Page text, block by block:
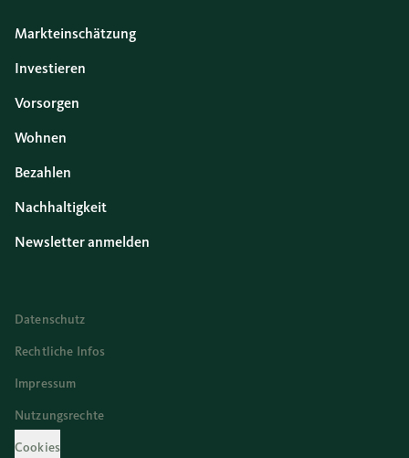
Markteinschätzung
Investieren
Vorsorgen
Wohnen
Bezahlen
Nachhaltigkeit
Newsletter anmelden
Datenschutz
Rechtliche Infos
Impressum
Nutzungsrechte
Cookies